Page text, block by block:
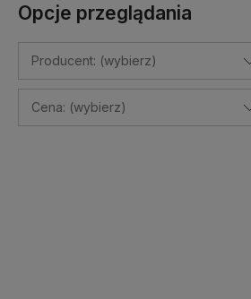
Opcje przeglądania
Producent: (wybierz)
Cena: (wybierz)